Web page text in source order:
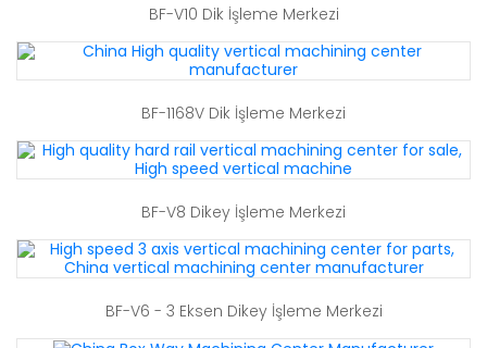
BF-V10 Dik İşleme Merkezi
BF-1168V Dik İşleme Merkezi
BF-V8 Dikey İşleme Merkezi
BF-V6 - 3 Eksen Dikey İşleme Merkezi